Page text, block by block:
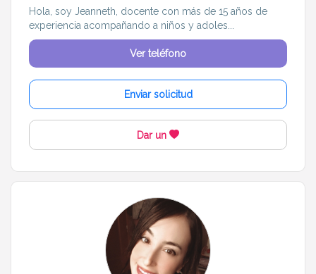
Hola, soy Jeanneth, docente con más de 15 años de
experiencia acompañando a niños y adoles...
Ver teléfono
Enviar solicitud
Dar un